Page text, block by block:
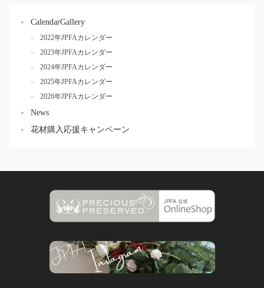
CalendarGallery
2022年JPFAカレンダー
2023年JPFAカレンダー
2024年JPFAカレンダー
2025年JPFAカレンダー
2026年JPFAカレンダー
News
花材購入応援キャンペーン